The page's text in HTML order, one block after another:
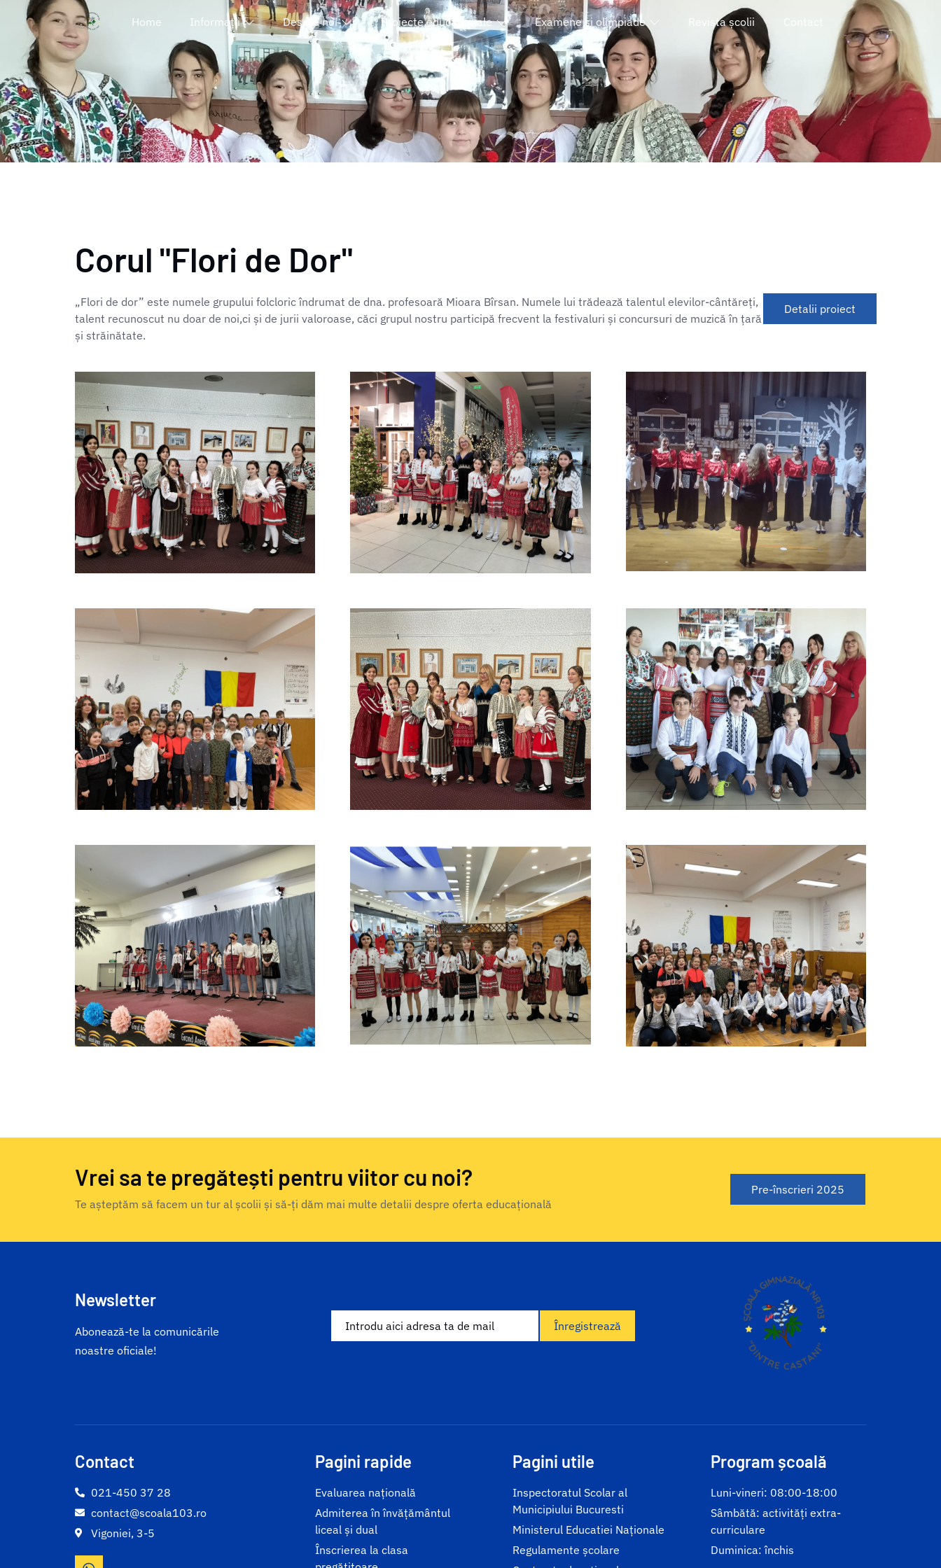
Home Informații Despre noi Proiecte educaționale Examene și olimpiade Revista școlii
Corul "Flori de Dor"
„Flori de dor” este numele grupului folcloric îndrumat de dna. profesoară Mioara Bîrsan. Numele lui trădează talentul elevilor-cântăreți,
talent recunoscut nu doar de noi,ci și de jurii valoroase, căci grupul nostru participă frecvent la festivaluri și concursuri de muzică în țară
și străinătate.
Detalii proiect
Vrei sa te pregătești pentru viitor cu noi?
Te așteptăm să facem un tur al școlii și să-ți dăm mai multe detalii despre oferta educațională
Pre-înscrieri 2025
Newsletter
Abonează-te la comunicările
noastre oficiale!
Înregistrează
Contact
021-450 37 28
contact@scoala103.ro
Vigoniei, 3-5
Pagini rapide
Evaluarea națională
Admiterea în învățământul
liceal și dual
Înscrierea la clasa
Pagini utile
Inspectoratul Scolar al
Municipiului Bucuresti
Ministerul Educatiei Naționale
Regulamente școlare
Program școală
Luni-vineri: 08:00-18:00
Sâmbătă: activități extra-
curriculare
Duminica: închis